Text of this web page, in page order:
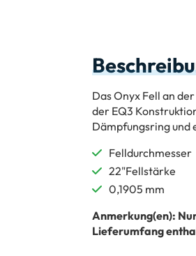
Das Onyx Fell an
der EQ3
Dämpfungsring und
Felldurchmesser
22"Fellstärke
0,1905 mm
Anmerkung(en):
Lieferumfang